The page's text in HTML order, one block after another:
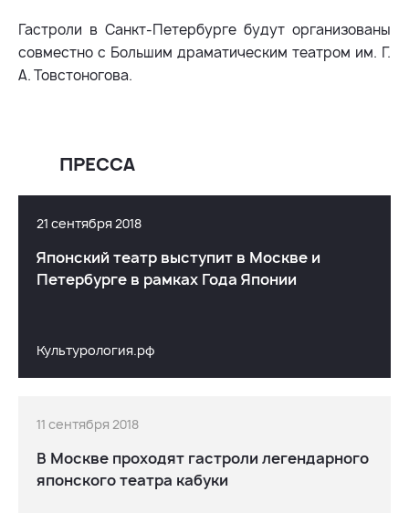
Гастроли в Санкт-Петербурге будут организованы
совместно с Большим драматическим театром им. Г.
А. Товстоногова.
ПРЕССА
21 сентября 2018
Японский театр выступит в Москве и
Петербурге в рамках Года Японии
Культурология.рф
11 сентября 2018
В Москве проходят гастроли легендарного
японского театра кабуки